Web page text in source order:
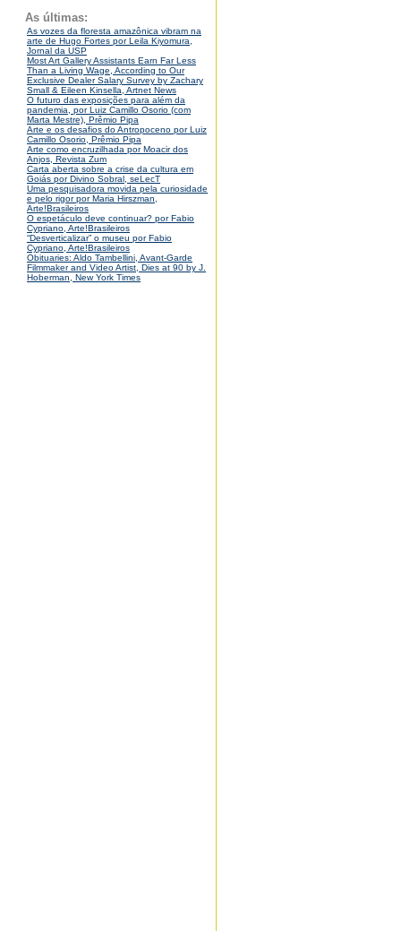
As últimas:
As vozes da floresta amazônica vibram na
arte de Hugo Fortes por Leila Kiyomura,
Jornal da USP
Most Art Gallery Assistants Earn Far Less
Than a Living Wage, According to Our
Exclusive Dealer Salary Survey by Zachary
Small & Eileen Kinsella, Artnet News
O futuro das exposições para além da
pandemia, por Luiz Camillo Osorio (com
Marta Mestre), Prêmio Pipa
Arte e os desafios do Antropoceno por Luiz
Camillo Osorio, Prêmio Pipa
Arte como encruzilhada por Moacir dos
Anjos, Revista Zum
Carta aberta sobre a crise da cultura em
Goiás por Divino Sobral, seLecT
Uma pesquisadora movida pela curiosidade
e pelo rigor por Maria Hirszman,
Arte!Brasileiros
O espetáculo deve continuar? por Fabio
Cypriano, Arte!Brasileiros
“Desverticalizar” o museu por Fabio
Cypriano, Arte!Brasileiros
Obituaries: Aldo Tambellini, Avant-Garde
Filmmaker and Video Artist, Dies at 90 by J.
Hoberman, New York Times